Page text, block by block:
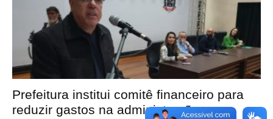
Prefeitura institui comitê financeiro para
reduzir gastos na administração